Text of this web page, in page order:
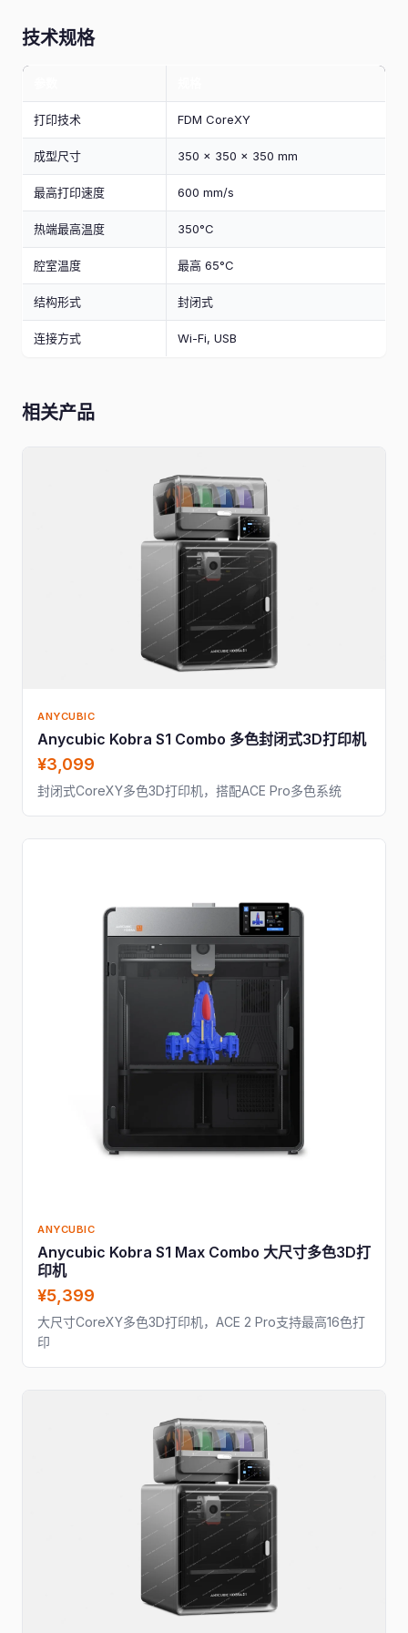
技术规格
打印技术 FDM CoreXY
成型尺寸 350 × 350 × 350 mm
最高打印速度 600 mm/s
热端最高温度 350°C
腔室温度 最高 65°C
结构形式 封闭式
连接方式 Wi-Fi, USB
相关产品
ANYCUBIC
Anycubic Kobra S1 Combo 多色封闭式3D打印机
¥3,099
封闭式CoreXY多色3D打印机，搭配ACE Pro多色系统
ANYCUBIC
Anycubic Kobra S1 Max Combo 大尺寸多色3D打
印机
¥5,399
大尺寸CoreXY多色3D打印机，ACE 2 Pro支持最高16色打
印